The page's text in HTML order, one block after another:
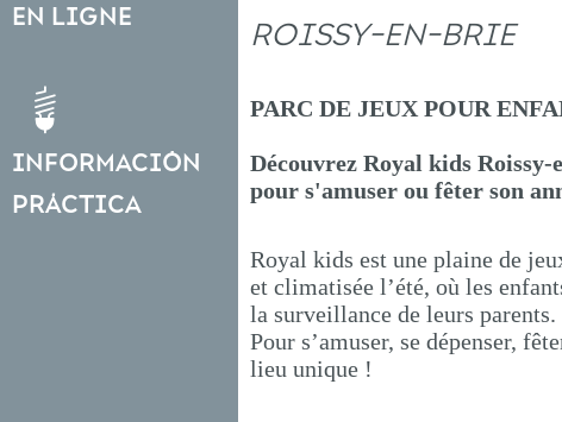
en ligne
Información
práctica
ROISSY-EN-BRIE
PARC DE JEUX POUR
Découvrez Royal kids
pour s'amuser ou fêter son
Royal kids est une plaine de
et climatisée l’été, où les
la surveillance de leurs parents.
Pour s’amuser, se dépenser,
lieu unique !